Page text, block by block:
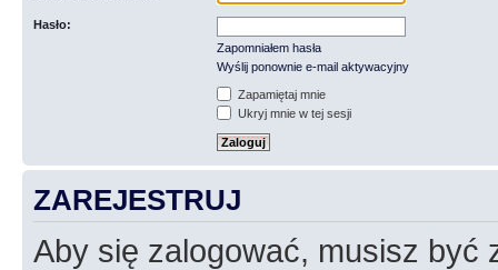
Hasło:
Zapomniałem hasła
Wyślij ponownie e-mail aktywacyjny
Zapamiętaj mnie
Ukryj mnie w tej sesji
ZAREJESTRUJ
Aby się zalogować, musisz być